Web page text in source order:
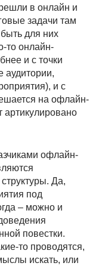
в онлайн и
задачи там
для них
то онлайн-
и с точки
аудитории,
и с
на офлайн-
артикулировано
офлайн-
Да,
под
– можно и
повестки.
то проводятся,
искать, или